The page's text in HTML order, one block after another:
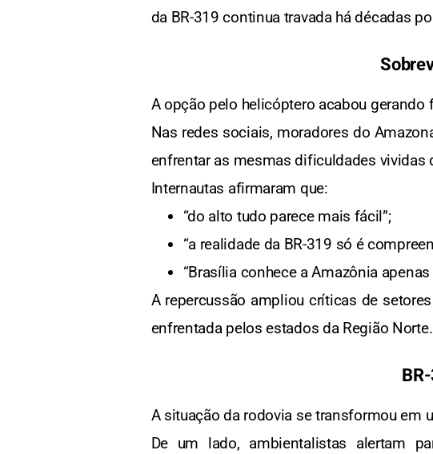
da BR-319 continua travada há décadas
A opção pelo helicóptero acabou
Nas redes sociais, moradores do
enfrentar as mesmas dificuldades vividas
Internautas afirmaram que:
“do alto tudo parece mais fácil”;
“a realidade da BR-319 só é
“Brasília conhece a Amazônia
A repercussão ampliou críticas de
enfrentada pelos estados da Região Norte.
A situação da rodovia se transformou em
De um lado, ambientalistas alertam